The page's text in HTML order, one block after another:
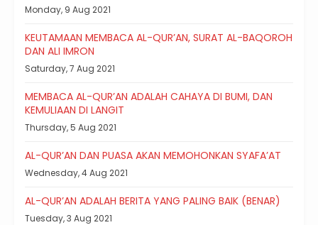
Monday, 9 Aug 2021
KEUTAMAAN MEMBACA AL-QUR’AN, SURAT AL-BAQOROH
DAN ALI IMRON
Saturday, 7 Aug 2021
MEMBACA AL-QUR’AN ADALAH CAHAYA DI BUMI, DAN
KEMULIAAN DI LANGIT
Thursday, 5 Aug 2021
AL-QUR’AN DAN PUASA AKAN MEMOHONKAN SYAFA’AT
Wednesday, 4 Aug 2021
AL-QUR’AN ADALAH BERITA YANG PALING BAIK (BENAR)
Tuesday, 3 Aug 2021